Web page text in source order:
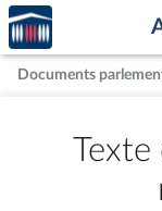
Aller au contenu
Aller en bas de la
Accèder
à la
page
d'accueil
Documents
Texte